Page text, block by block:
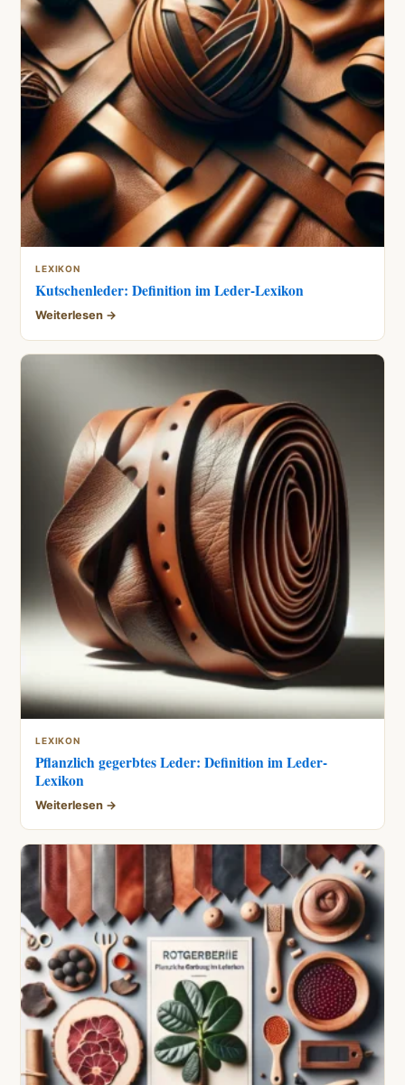
LEXIKON
Kutschenleder: Definition im Leder-Lexikon
Weiterlesen →
LEXIKON
Pflanzlich gegerbtes Leder: Definition im Leder-
Lexikon
Weiterlesen →